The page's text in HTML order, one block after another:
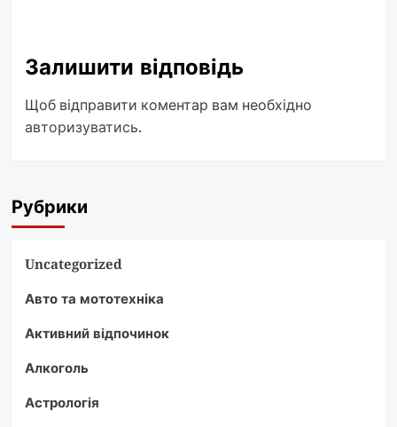
Залишити відповідь
Щоб відправити коментар вам необхідно
авторизуватись.
Рубрики
Uncategorized
Авто та мототехніка
Активний відпочинок
Алкоголь
Астрологія